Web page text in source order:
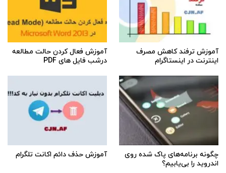
آموزش ترفند کاهش مصرف
اینترنت در اینستاگرام
آموزش فعال کردن حالت مطالعه
درشب فایل های PDF
چگونه برنامه‌های پاک شده روی
اندروید را بی‌یابیم؟
آموزش حذف دائم اکانت تلگرام